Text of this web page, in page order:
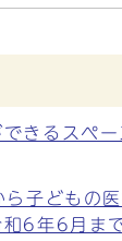
きるスペ
子どもの
6年6月ま